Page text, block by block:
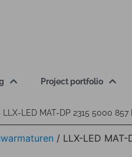
Project portfolio
LLX-LED MAT-DP 2315 5000 857
/ LLX-LED